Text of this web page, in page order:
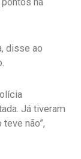
disse ao
Já tiveram
não”,